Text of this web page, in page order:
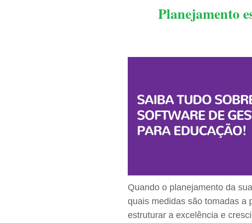
Planejamento
Quando o planejamento da
quais medidas são tomadas a
estruturar a excelência e